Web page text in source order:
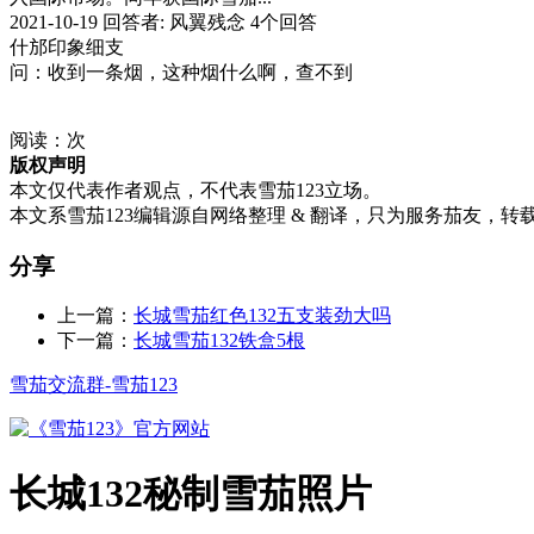
2021-10-19 回答者: 风翼残念 4个回答
什邡印象细支
问：收到一条烟，这种烟什么啊，查不到
阅读： 次
版权声明
本文仅代表作者观点，不代表雪茄123立场。
本文系雪茄123编辑源自网络整理 & 翻译，只为服务茄友，转
分享
上一篇： 长城雪茄红色132五支装劲大吗
下一篇： 长城雪茄132铁盒5根
雪茄交流群-雪茄123
长城132秘制雪茄照片